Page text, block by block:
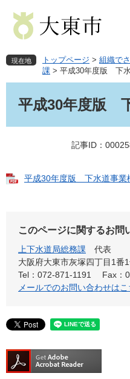
先
で
を
ば
現在地 トップページ > 組織で
課 > 平成30年度版 下
平成30年度版
記事ID：
平成30年度版 下水道事業
このページに関するお問
上下水道局総務課
代表
大阪府大東市灰塚四丁目1番
Tel：072-871-1191
Fax：
メールでのお問い合わせはこ